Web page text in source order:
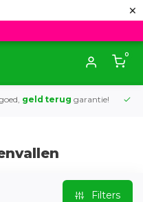
×
0
geld terug garantie!
Filters